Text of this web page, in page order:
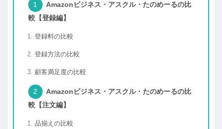
Amazonビジネス・アスクル・たのめーるの比
較【登録編】
登録料の比較
登録方法の比較
顧客満足度の比較
Amazonビジネス・アスクル・たのめーるの比
較【注文編】
品揃えの比較